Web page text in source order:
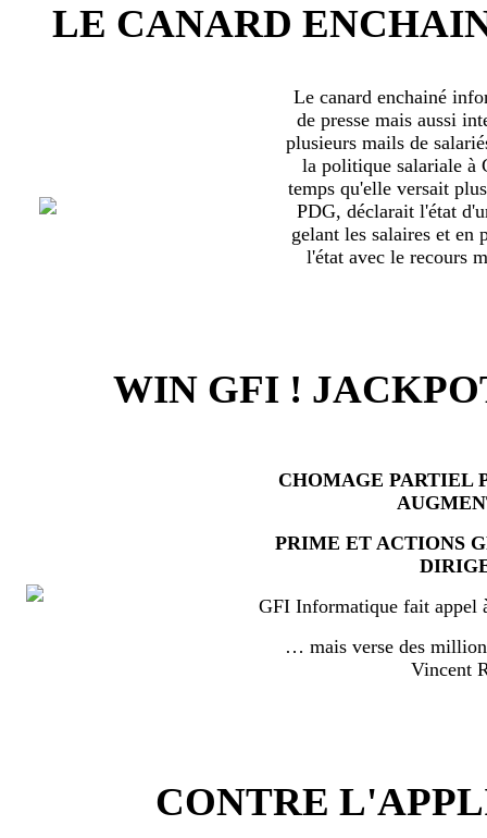
LE CANARD
Le canard enchainé
de presse mais aussi
plusieurs mails de
la politique salariale à
temps qu'elle versait
PDG, déclarait l'état
gelant les salaires et en
l'état avec le recours
WIN GFI !
CHOMAGE PARTIEL
PRIME ET ACTIONS
GFI Informatique fait appel
… mais verse des
Vincent
CONTRE